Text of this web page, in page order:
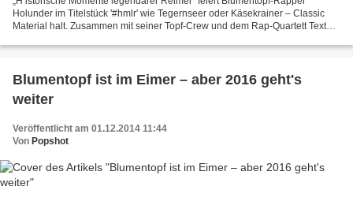
Holunder im Titelstück '#hmlr' wie Tegernseer oder Käsekrainer – Classic
Material halt. Zusammen mit seiner Topf-Crew und dem Rap-Quartett Texta
Blumentopf ist im Eimer – aber 2016 geht's
weiter
Veröffentlicht am 01.12.2014 11:44
Von Popshot